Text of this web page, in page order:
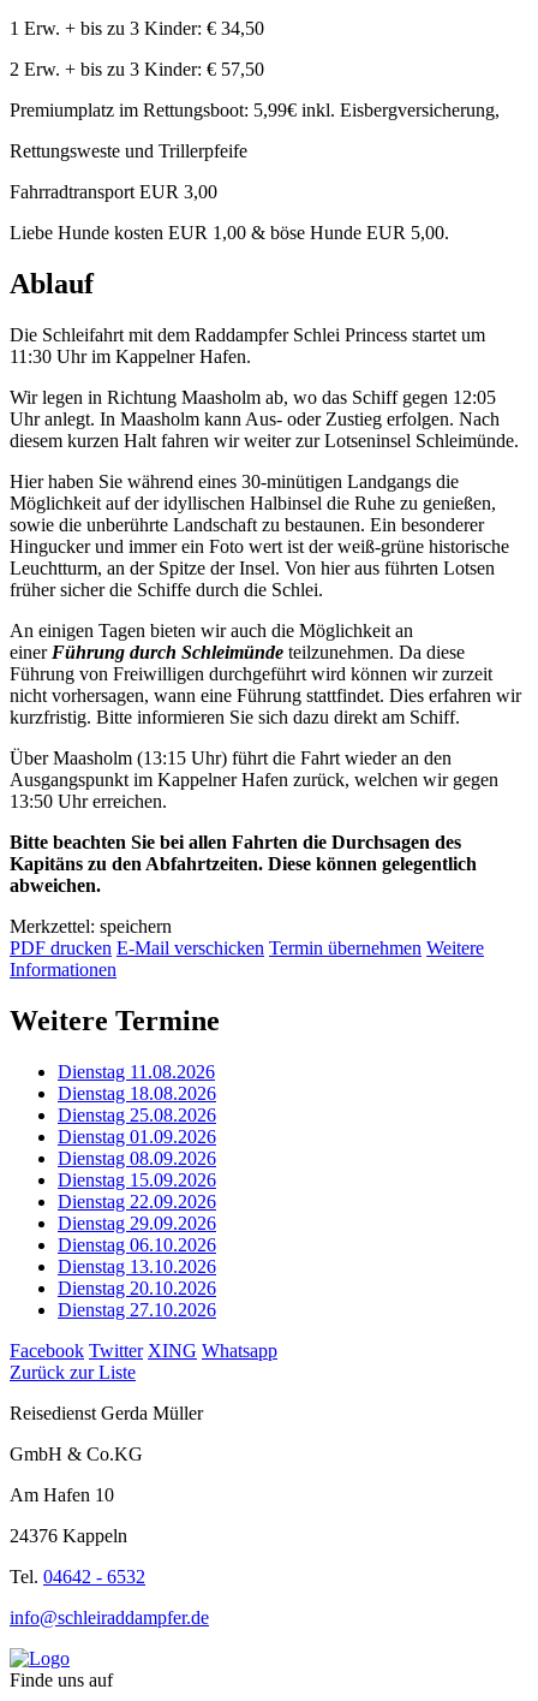
1 Erw. + bis zu 3 Kinder: € 34,50
2 Erw. + bis zu 3 Kinder: € 57,50
Premiumplatz im Rettungsboot: 5,99€ inkl. Eisbergversicherung,
Rettungsweste und Trillerpfeife
Fahrradtransport EUR 3,00
Liebe Hunde kosten EUR 1,00 & böse Hunde EUR 5,00.
Ablauf
Die Schleifahrt mit dem Raddampfer Schlei Princess startet um
11:30 Uhr im Kappelner Hafen.
Wir legen in Richtung Maasholm ab, wo das Schiff gegen 12:05
Uhr anlegt. In Maasholm kann Aus- oder Zustieg erfolgen. Nach
diesem kurzen Halt fahren wir weiter zur Lotseninsel Schleimünde.
Hier haben Sie während eines 30-minütigen Landgangs die
Möglichkeit auf der idyllischen Halbinsel die Ruhe zu genießen,
sowie die unberührte Landschaft zu bestaunen. Ein besonderer
Hingucker und immer ein Foto wert ist der weiß-grüne historische
Leuchtturm, an der Spitze der Insel. Von hier aus führten Lotsen
früher sicher die Schiffe durch die Schlei.
An einigen Tagen bieten wir auch die Möglichkeit an
einer Führung durch Schleimünde teilzunehmen. Da diese
Führung von Freiwilligen durchgeführt wird können wir zurzeit
nicht vorhersagen, wann eine Führung stattfindet. Dies erfahren wir
kurzfristig. Bitte informieren Sie sich dazu direkt am Schiff.
Über Maasholm (13:15 Uhr) führt die Fahrt wieder an den
Ausgangspunkt im Kappelner Hafen zurück, welchen wir gegen
13:50 Uhr erreichen.
Bitte beachten Sie bei allen Fahrten die Durchsagen des
Kapitäns zu den Abfahrtzeiten. Diese können gelegentlich
abweichen.
Merkzettel: speichern
PDF drucken E-Mail verschicken Termin übernehmen Weitere
Informationen
Weitere Termine
Dienstag 11.08.2026
Dienstag 18.08.2026
Dienstag 25.08.2026
Dienstag 01.09.2026
Dienstag 08.09.2026
Dienstag 15.09.2026
Dienstag 22.09.2026
Dienstag 29.09.2026
Dienstag 06.10.2026
Dienstag 13.10.2026
Dienstag 20.10.2026
Dienstag 27.10.2026
Facebook Twitter XING Whatsapp
Zurück zur Liste
Reisedienst Gerda Müller
GmbH & Co.KG
Am Hafen 10
24376 Kappeln
Tel. 04642 - 6532
info@schleiraddampfer.de
Finde uns auf